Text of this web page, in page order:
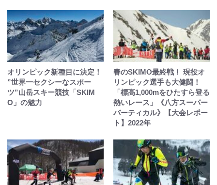
オリンピック新種目に決定！
”世界一セクシーなスポー
ツ”山岳スキー競技「SKIM
O」の魅力
春のSKIMO最終戦！ 現役オ
リンピック選手も大健闘！
「標高1,000mをひたすら登る
熱いレース」《八方スーパー
バーティカル》【大会レポー
ト】2022年